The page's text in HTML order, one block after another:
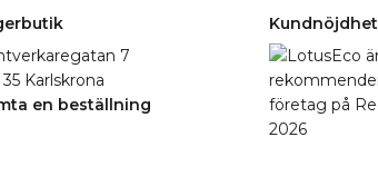
7
35 Karlskrona
en beställning
Kundnöjdhet